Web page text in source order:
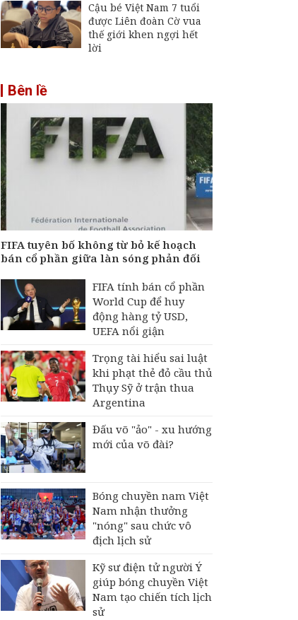
Cậu bé Việt Nam 7 tuổi
được Liên đoàn Cờ vua
thế giới khen ngợi hết
lời
Bên lề
FIFA tuyên bố không từ bỏ kế hoạch
bán cổ phần giữa làn sóng phản đối
FIFA tính bán cổ phần
World Cup để huy
động hàng tỷ USD,
UEFA nổi giận
Trọng tài hiểu sai luật
khi phạt thẻ đỏ cầu thủ
Thụy Sỹ ở trận thua
Argentina
Đấu võ "ảo" - xu hướng
mới của võ đài?
Bóng chuyền nam Việt
Nam nhận thưởng
"nóng" sau chức vô
địch lịch sử
Kỹ sư điện tử người Ý
giúp bóng chuyền Việt
Nam tạo chiến tích lịch
sử